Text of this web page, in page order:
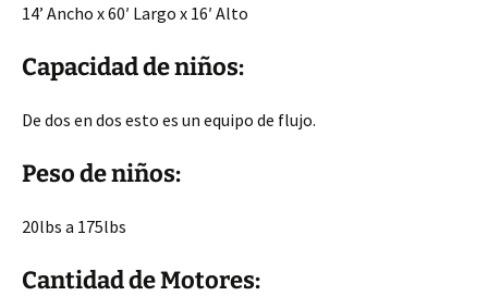
14’ Ancho x 60′ Largo x 16′ Alto
Capacidad de niños:
De dos en dos esto es un equipo de flujo.
Peso de niños:
20lbs a 175lbs
Cantidad de Motores: